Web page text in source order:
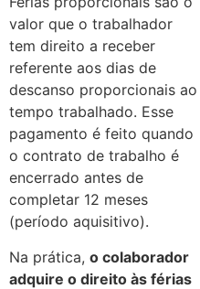
valor que o trabalhador
tem direito a receber
referente aos dias de
descanso proporcionais ao
tempo trabalhado. Esse
pagamento é feito quando
o contrato de trabalho é
encerrado antes de
completar 12 meses
(período aquisitivo).
Na prática, o colaborador
adquire o direito às férias